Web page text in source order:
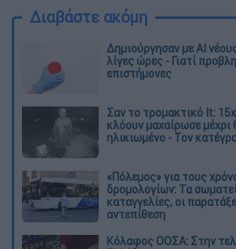
Διαβάστε ακόμη
Δημιούργησαν με AI
λίγες ώρες - Γιατί
επιστήμονες
Σαν το τρομακτικό It:
κλόουν μαχαίρωσε μέχρι
ηλικιωμένο - Τον
«Πόλεμος» για τους
δρομολογίων: Τα
καταγγελίες, οι
αντεπίθεση
Κόλαφος ΟΟΣΑ: Στην